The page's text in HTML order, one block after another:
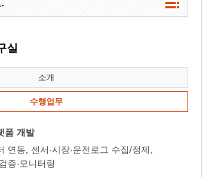
실
소개
수행업무
폼 개발
연동, 센서·시장·운전로그 수집/정제,
증·모니터링